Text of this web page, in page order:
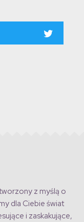
z myślą o
dla Ciebie świat
i zaskakujące,